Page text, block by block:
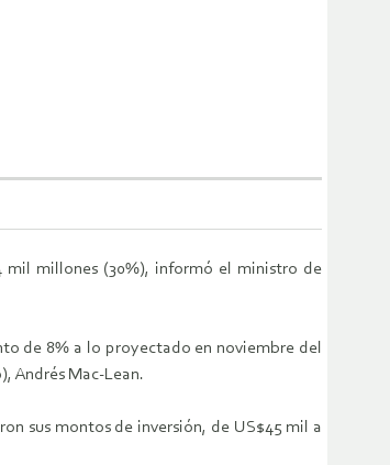
mil millones (30%), informó el ministro de
de 8% a lo proyectado en noviembre del
Andrés Mac-Lean.
sus montos de inversión, de US$45 mil a